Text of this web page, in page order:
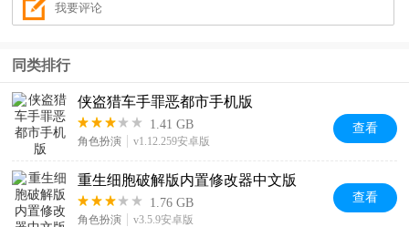
同类排行
侠盗猎车手罪恶都市手机版
1.41 GB
角色扮演 v1.12.259安卓版
查看
重生细胞破解版内置修改器中文版
1.76 GB
角色扮演 v3.5.9安卓版
查看